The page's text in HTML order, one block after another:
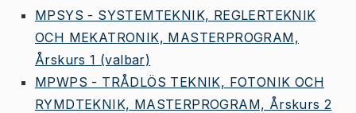
MPSYS - SYSTEMTEKNIK, REGLERTEKNIK
OCH MEKATRONIK, MASTERPROGRAM,
Årskurs 1 (valbar)
MPWPS - TRÅDLÖS TEKNIK, FOTONIK OCH
RYMDTEKNIK, MASTERPROGRAM, Årskurs 2